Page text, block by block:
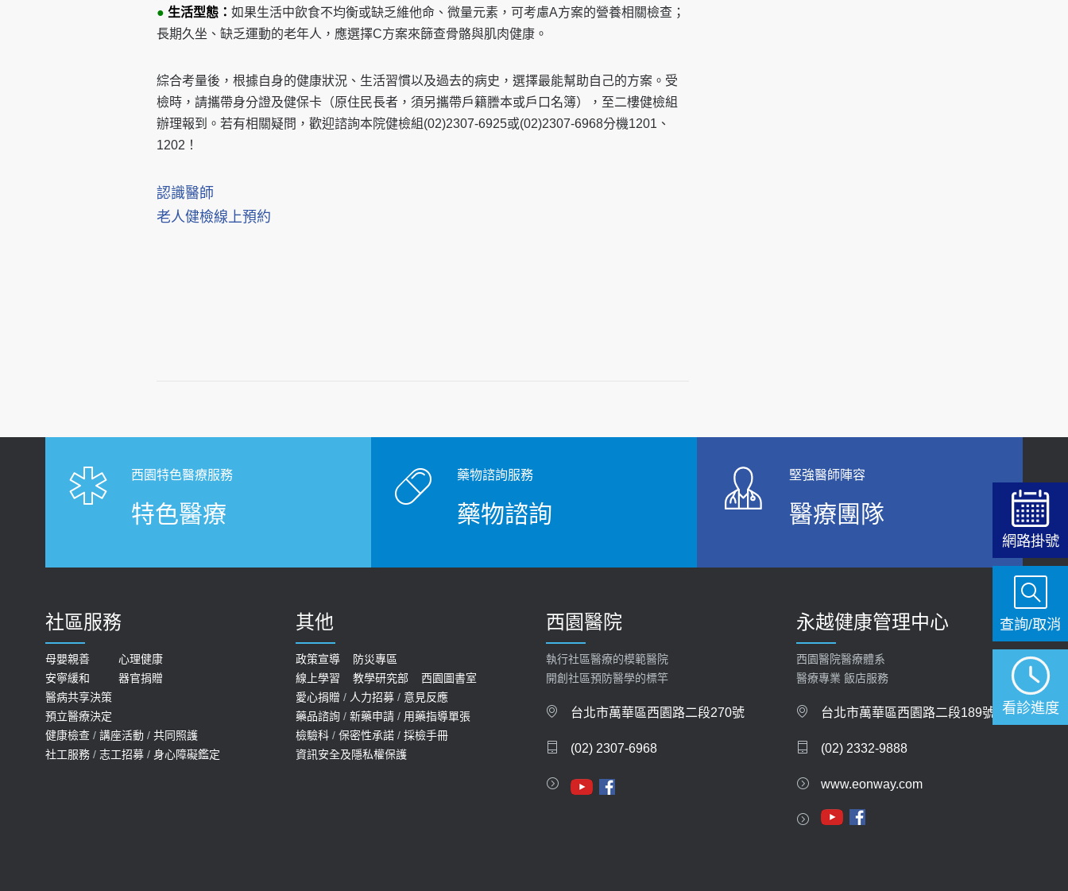
● 生活型態： 如果生活中飲食不均衡或缺乏維他命、微量元素，可考慮A方案的營養相關檢查；
長期久坐、缺乏運動的老年人，應選擇C方案來篩查骨骼與肌肉健康。
綜合考量後，根據自身的健康狀況、生活習慣以及過去的病史，選擇最能幫助自己的方案。受
檢時，請攜帶身分證及健保卡（原住民長者，須另攜帶戶籍謄本或戶口名簿），至二樓健檢組
辦理報到。若有相關疑問，歡迎諮詢本院健檢組(02)2307-6925或(02)2307-6968分機1201、
1202！
認識醫師
老人健檢線上預約
西園特色醫療服務
特色醫療
藥物諮詢服務
藥物諮詢
堅強醫師陣容
醫療團隊
社區服務
母嬰親善
心理健康
安寧緩和
器官捐贈
醫病共享決策
預立醫療決定
健康檢查 / 講座活動 / 共同照護
社工服務 / 志工招募 / 身心障礙鑑定
其他
政策宣導
防災專區
線上學習
教學研究部
西園圖書室
愛心捐贈 / 人力招募 / 意見反應
藥品諮詢 / 新藥申請 / 用藥指導單張
檢驗科 / 保密性承諾 / 採檢手冊
資訊安全及隱私權保護
西園醫院
執行社區醫療的模範醫院
開創社區預防醫學的標竿
台北市萬華區西園路二段270號
(02) 2307-6968
永越健康管理中心
西園醫院醫療體系
醫療專業 飯店服務
台北市萬華區西園路二段189號
(02) 2332-9888
www.eonway.com
網路掛號
看診進度
查詢/取消